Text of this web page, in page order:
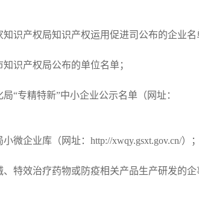
产权局知识产权运用促进司公布的企业名
识产权局公布的单位名单；
专精特新”中小企业公示名单（网址：
企业库（网址：http://xwqy.gsxt.gov.cn/）；
效治疗药物或防疫相关产品生产研发的企